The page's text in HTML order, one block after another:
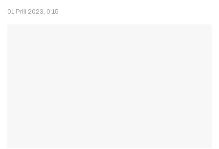
01 Prill 2023, 0:15